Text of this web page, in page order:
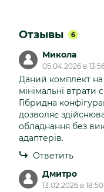
Отзывы 6
Микола
05.04.2026 в
Даний комплект на
мінімальні втрати
Гібридна
дозволяє
обладнання без
адаптерів.
Ответить
Дмитро
13.02.2026 в 18:50